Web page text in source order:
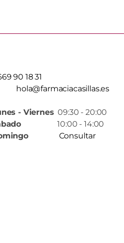
90 18 31
hola@farmaciacasillas.es
- Viernes 09:30 - 20:00
10:00 - 14:00
Consultar